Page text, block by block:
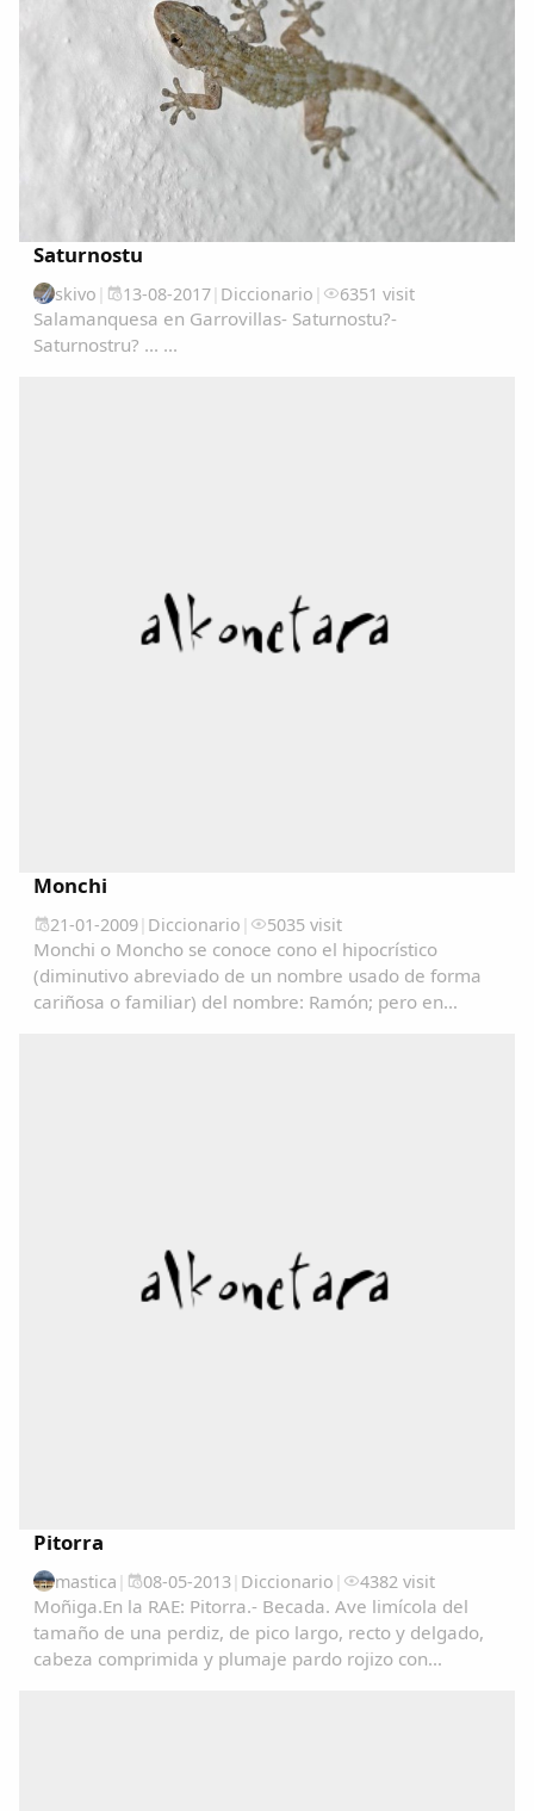
Modo oscuro
Saturnostu
skivo | 13-08-2017| Diccionario | 6351 visit
Salamanquesa en Garrovillas- Saturnostu?-
Saturnostru? ... ...
Monchi
21-01-2009| Diccionario | 5035 visit
Monchi o Moncho se conoce cono el hipocrístico
(diminutivo abreviado de un nombre usado de forma
cariñosa o familiar) del nombre: Ramón; pero en
Pitorra
mastica | 08-05-2013| Diccionario | 4382 visit
Moñiga.En la RAE: Pitorra.- Becada. Ave limícola del
tamaño de una perdiz, de pico largo, recto y delgado,
cabeza comprimida y plumaje pardo rojizo con